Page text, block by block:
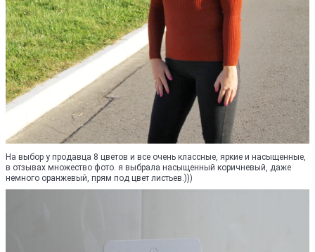
На выбор у продавца 8 цветов и все очень классные, яркие и насыщенные,
в отзывах множество фото. я выбрала насыщенный коричневый, даже
немного оранжевый, прям под цвет листьев.)))